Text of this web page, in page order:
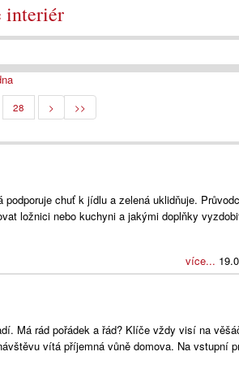
interiér
28 > >>
chuť k jídlu a zelená uklidňuje.
ložnici nebo kuchyni a jakými doplňky
více...
Má rád pořádek a řád? Klíče vždy visí na
vítá příjemná vůně domova. Na vstupní